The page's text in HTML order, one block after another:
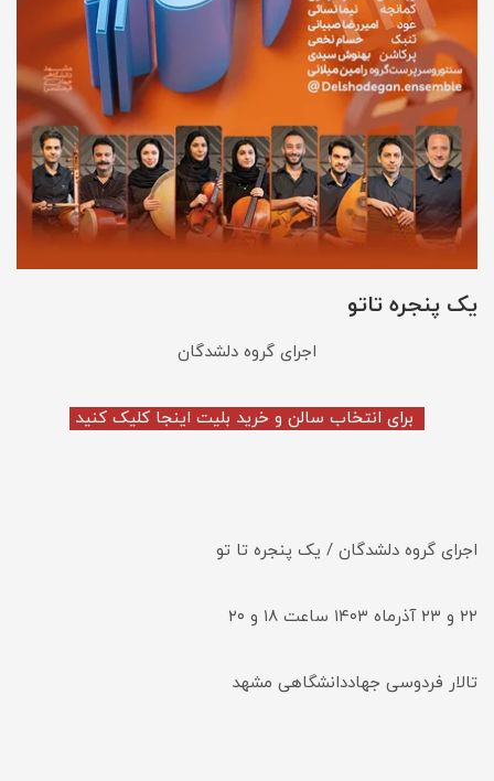
یک پنجره تاتو
اجرای گروه دلشدگان
برای انتخاب سالن و خرید بلیت اینجا کلیک کنید
اجرای گروه دلشدگان / یک پنجره تا تو
۲۲ و ۲۳ آذرماه ۱۴۰۳ ساعت ۱۸ و ۲۰
تالار فردوسی جهاددانشگاهی مشهد